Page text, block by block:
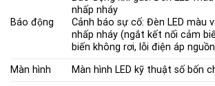
Báo động
nhấp nháy
Cảnh báo sự cố: Đèn LED màu
nhấp nháy (ngắt kết nối cảm
biến không rơi, lỗi điện áp
Màn hình
Màn hình LED kỹ thuật số bốn